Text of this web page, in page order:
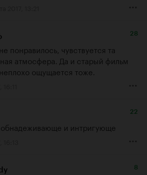
28
понравилось, чувствуется та
атмосфера. Да и старый фильм
ощущается тоже.
22
обнадеживающе и интригующе
8